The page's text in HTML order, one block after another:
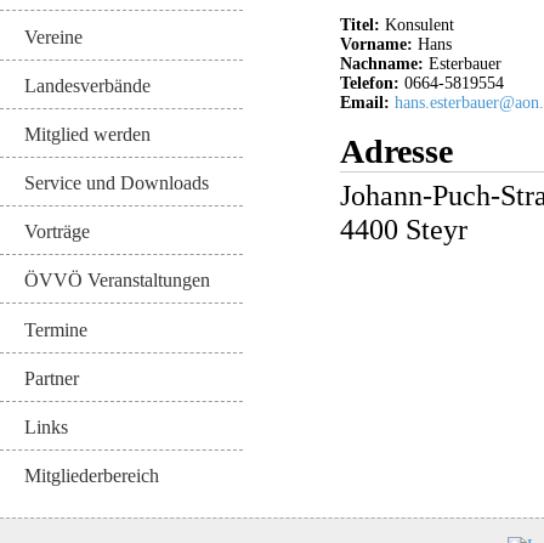
Vereine
Landesverbände
Mitglied werden
Service und Downloads
Vorträge
ÖVVÖ Veranstaltungen
Termine
Partner
Links
Mitgliederbereich
Titel: Konsulent
Vorname: Hans
Nachname: Esterbauer
Telefon: 0664-5819554
Email:
Adresse
Johann-Puch-
4400 Steyr